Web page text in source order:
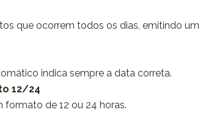
que ocorrem todos os dias, emitindo um
indica sempre a data correta.
12/24
formato de 12 ou 24 horas.